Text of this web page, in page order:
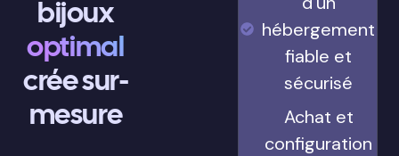
bijoux
optimal
crée sur-
mesure
hébergement
fiable et
sécurisé
Achat et
configuration